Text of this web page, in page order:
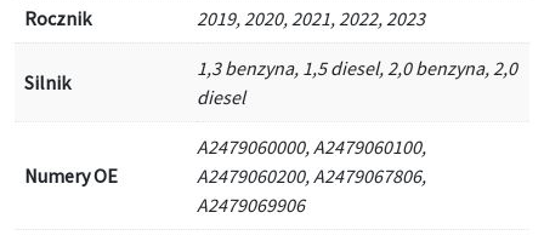
Rocznik 2019, 2020, 2021, 2022, 2023
Silnik
1,3 benzyna, 1,5 diesel, 2,0 benzyna, 2,0
diesel
Numery OE
A2479060000, A2479060100,
A2479060200, A2479067806,
A2479069906